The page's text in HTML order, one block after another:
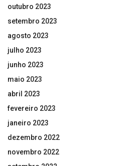
outubro 2023
setembro 2023
agosto 2023
julho 2023
junho 2023
maio 2023
abril 2023
fevereiro 2023
janeiro 2023
dezembro 2022
novembro 2022